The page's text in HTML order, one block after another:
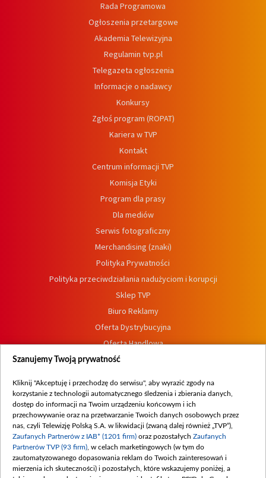
Rada Programowa
Ogłoszenia przetargowe
Akademia Telewizyjna
Regulamin tvp.pl
Telegazeta ogłoszenia
Informacje o nadawcy
Konkursy
Zgłoś program (ROPAT)
Kariera w TVP
Kontakt
Centrum informacji TVP
Komisja Etyki
Program dla prasy
Dla mediów
Serwis fotograficzny
Merchandising (znaki)
Polityka Prywatności
Polityka przeciwdziałania nadużyciom i korupcji
Sklep TVP
Biuro Reklamy
Oferta Dystrybucyjna
Oferta Handlowa
Dostępność
Procedura zgłoszeń wewnętrznych
Szanujemy Twoją prywatność
Kliknij "Akceptuję i przechodzę do serwisu", aby wyrazić zgody na
korzystanie z technologii automatycznego śledzenia i zbierania danych,
dostęp do informacji na Twoim urządzeniu końcowym i ich
przechowywanie oraz na przetwarzanie Twoich danych osobowych przez
nas, czyli Telewizję Polską S.A. w likwidacji (zwaną dalej również „TVP”),
Zaufanych Partnerów z IAB* (1201 firm) oraz pozostałych Zaufanych
Partnerów TVP (93 firm) , w celach marketingowych (w tym do
zautomatyzowanego dopasowania reklam do Twoich zainteresowań i
mierzenia ich skuteczności) i pozostałych, które wskazujemy poniżej, a